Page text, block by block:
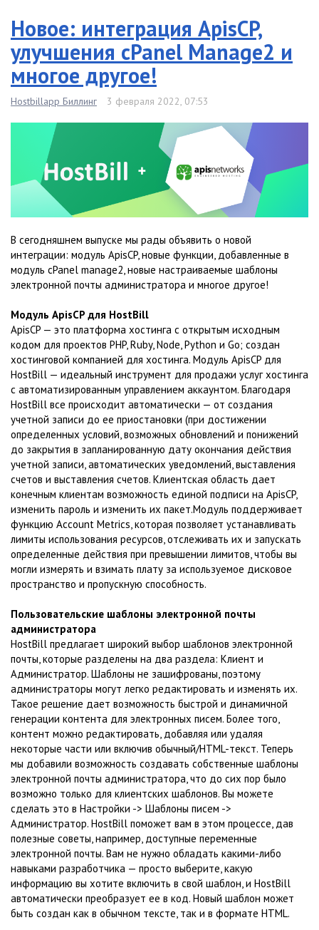
Новое: интеграция ApisCP,
улучшения cPanel Manage2 и
многое другое!
Hostbillapp Биллинг 3 февраля 2022, 07:53
В сегодняшнем выпуске мы рады объявить о новой
интеграции: модуль ApisCP, новые функции, добавленные в
модуль cPanel manage2, новые настраиваемые шаблоны
электронной почты администратора и многое другое!
Модуль ApisCP для HostBill
ApisCP — это платформа хостинга с открытым исходным
кодом для проектов PHP, Ruby, Node, Python и Go; создан
хостинговой компанией для хостинга. Модуль ApisCP для
HostBill — идеальный инструмент для продажи услуг хостинга
с автоматизированным управлением аккаунтом. Благодаря
HostBill все происходит автоматически — от создания
учетной записи до ее приостановки (при достижении
определенных условий, возможных обновлений и понижений
до закрытия в запланированную дату окончания действия
учетной записи, автоматических уведомлений, выставления
счетов и выставления счетов. Клиентская область дает
конечным клиентам возможность единой подписи на ApisCP,
изменить пароль и изменить их пакет.Модуль поддерживает
функцию Account Metrics, которая позволяет устанавливать
лимиты использования ресурсов, отслеживать их и запускать
определенные действия при превышении лимитов, чтобы вы
могли измерять и взимать плату за используемое дисковое
пространство и пропускную способность.
Пользовательские шаблоны электронной почты
администратора
HostBill предлагает широкий выбор шаблонов электронной
почты, которые разделены на два раздела: Клиент и
Администратор. Шаблоны не зашифрованы, поэтому
администраторы могут легко редактировать и изменять их.
Такое решение дает возможность быстрой и динамичной
генерации контента для электронных писем. Более того,
контент можно редактировать, добавляя или удаляя
некоторые части или включив обычный/HTML-текст. Теперь
мы добавили возможность создавать собственные шаблоны
электронной почты администратора, что до сих пор было
возможно только для клиентских шаблонов. Вы можете
сделать это в Настройки -> Шаблоны писем ->
Администратор. HostBill поможет вам в этом процессе, дав
полезные советы, например, доступные переменные
электронной почты. Вам не нужно обладать какими-либо
навыками разработчика — просто выберите, какую
информацию вы хотите включить в свой шаблон, и HostBill
автоматически преобразует ее в код. Новый шаблон может
быть создан как в обычном тексте, так и в формате HTML.